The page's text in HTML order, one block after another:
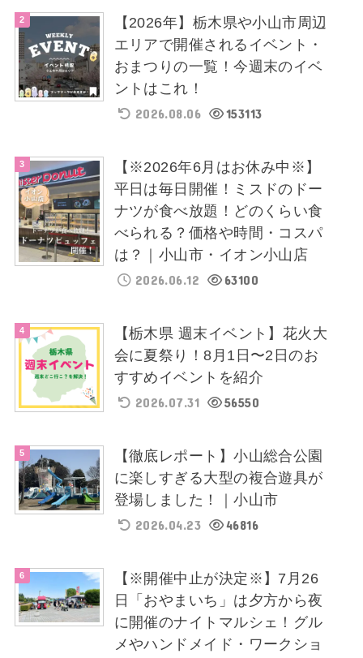
【2026年】栃木県や小山市周辺
エリアで開催されるイベント・
おまつりの一覧！今週末のイベ
ントはこれ！
2026.08.06 153113
【※2026年6月はお休み中※】
平日は毎日開催！ミスドのドー
ナツが食べ放題！どのくらい食
べられる？価格や時間・コスパ
は？｜小山市・イオン小山店
2026.06.12 63100
【栃木県 週末イベント】花火大
会に夏祭り！8月1日〜2日のお
すすめイベントを紹介
2026.07.31 56550
【徹底レポート】小山総合公園
に楽しすぎる大型の複合遊具が
登場しました！｜小山市
2026.04.23 46816
【※開催中止が決定※】7月26
日「おやまいち」は夕方から夜
に開催のナイトマルシェ！グル
メやハンドメイド・ワークショ